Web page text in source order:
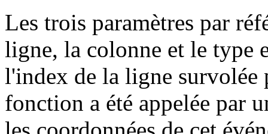
Les trois paramètres par
ligne, la colonne et le type
l'index de la ligne survolée
fonction a été appelée par